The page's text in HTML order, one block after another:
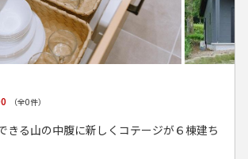
（全0件）
きる山の中腹に新しくコテージが６棟建ち